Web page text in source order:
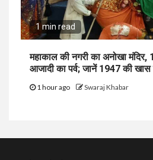
1 min read
महाकाल की नगरी का अनोखा मंदिर,
आजादी का पर्व; जानें 1947 की खास
1 hour ago Swaraj Khabar